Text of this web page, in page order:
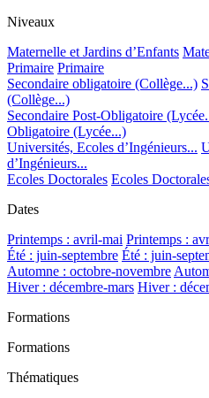
Niveaux
Maternelle et Jardins d’Enfants
Primaire Primaire
Secondaire obligatoire (Collège...)
(Collège...)
Secondaire Post-Obligatoire
Obligatoire (Lycée...)
Universités, Ecoles d’Ingénieurs...
d’Ingénieurs...
Ecoles Doctorales Ecoles
Dates
Printemps : avril-mai Printemps :
Été : juin-septembre Été : juin-
Automne : octobre-novembre
Hiver : décembre-mars Hiver :
Formations
Formations
Thématiques